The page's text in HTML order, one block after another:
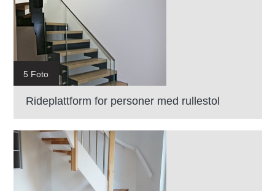
5 Foto
Rideplattform for personer med rullestol